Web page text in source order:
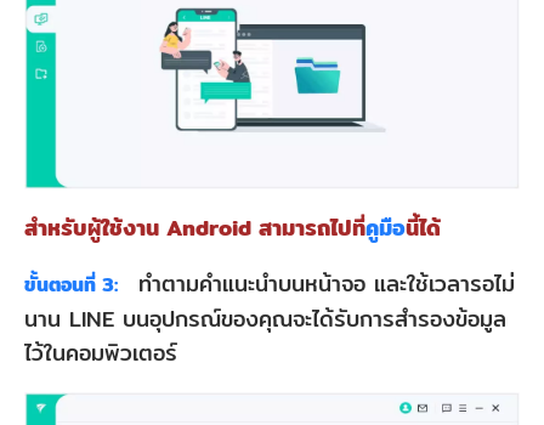
สำหรับผู้ใช้งาน Android สามารถไปที่คูมือนี้ได้
ขั้นตอนที่ 3:
ทำตามคำแนะนำบนหน้าจอ และใช้เวลารอไม่
นาน LINE บนอุปกรณ์ของคุณจะได้รับการสำรองข้อมูล
ไว้ในคอมพิวเตอร์